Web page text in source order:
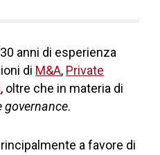
anni di esperienza
di M&A, Private
, oltre che in materia di
governance.
a favore di